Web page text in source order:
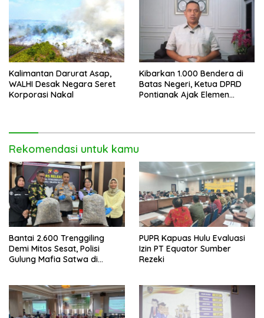
Kalimantan Darurat Asap,
WALHI Desak Negara Seret
Korporasi Nakal
Kibarkan 1.000 Bendera di
Batas Negeri, Ketua DPRD
Pontianak Ajak Elemen
Rekomendasi untuk kamu
Bantai 2.600 Trenggiling
Demi Mitos Sesat, Polisi
Gulung Mafia Satwa di
PUPR Kapuas Hulu Evaluasi
Izin PT Equator Sumber
Rezeki